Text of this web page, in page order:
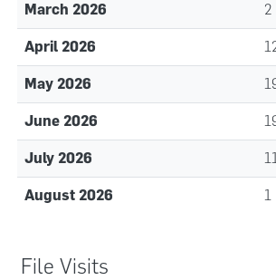
March 2026 2
April 2026
May 2026
June 2026
July 2026
August 2026 1
File Visits